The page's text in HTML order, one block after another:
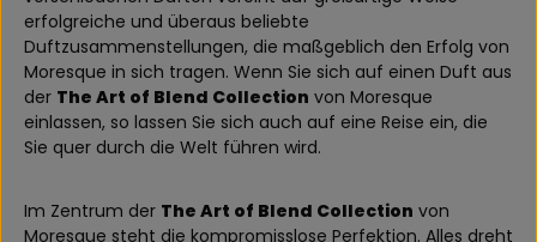
erfolgreiche und überaus beliebte
Duftzusammenstellungen, die maßgeblich den Erfolg von
Moresque in sich tragen. Wenn Sie sich auf einen Duft aus
der The Art of Blend Collection von Moresque
einlassen, so lassen Sie sich auch auf eine Reise ein, die
Sie quer durch die Welt führen wird.
Im Zentrum der The Art of Blend Collection von
Moresque steht die kompromisslose Perfektion. Alles dreht